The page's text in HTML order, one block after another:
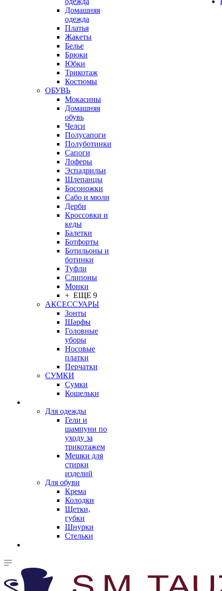
Домашняя
одежда
Платья
Жакеты
Белье
Брюки
Юбки
Трикотаж
Костюмы
ОБУВЬ
Мокасины
Домашняя
обувь
Челси
Полусапоги
Полуботинки
Сапоги
Лоферы
Эспадрильи
Шлепанцы
Босоножки
Сабо и мюли
Дерби
Кроссовки и
кеды
Балетки
Ботфорты
Ботильоны и
ботинки
Туфли
Слипоны
Монки
+ ЕЩЕ 9
АКСЕССУАРЫ
Зонты
Шарфы
Головные
уборы
Носовые
платки
Перчатки
СУМКИ
Сумки
Кошельки
Для одежды
Гели и
шампуни по
уходу за
трикотажем
Мешки для
стирки
изделий
Для обуви
Крема
Колодки
Щетки,
губки
Шнурки
Стельки